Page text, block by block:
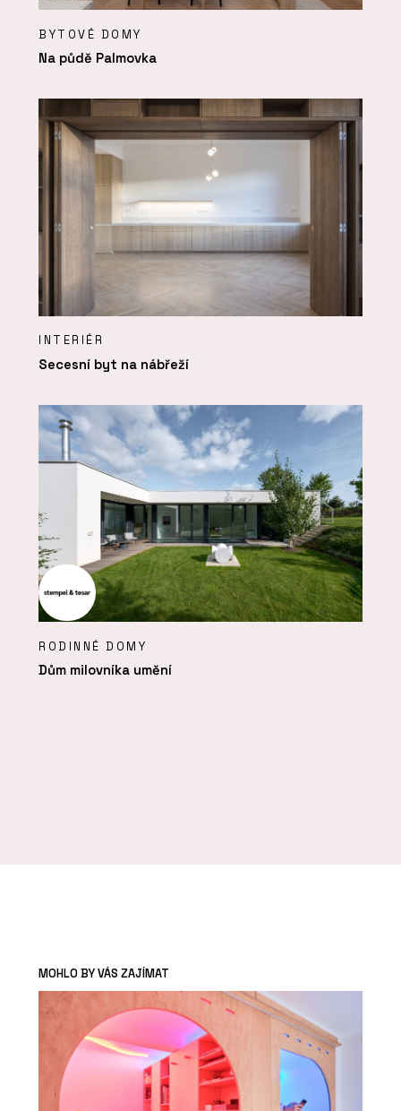
BYTOVÉ DOMY
Na půdě Palmovka
INTERIÉR
Secesní byt na nábřeží
RODINNÉ DOMY
Dům milovníka umění
MOHLO BY VÁS ZAJÍMAT